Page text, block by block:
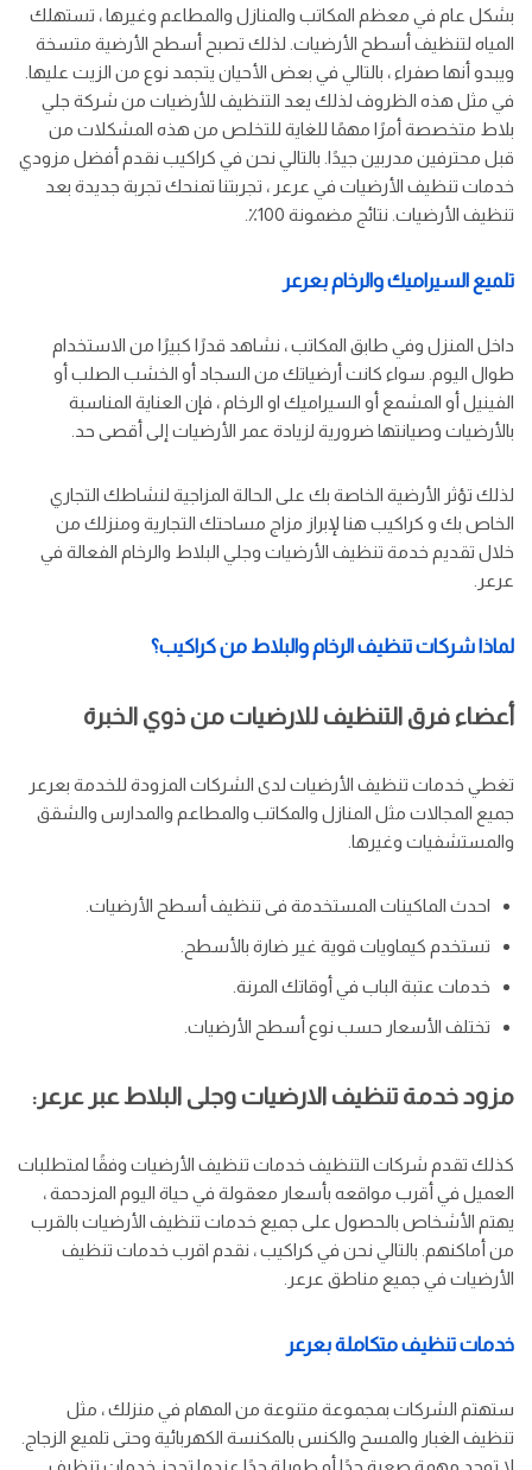
بشكل عام في معظم المكاتب والمنازل والمطاعم وغيرها ، تستهلك
المياه لتنظيف أسطح الأرضيات. لذلك تصبح أسطح الأرضية متسخة
ويبدو أنها صفراء ، بالتالي في بعض الأحيان يتجمد نوع من الزيت عليها.
في مثل هذه الظروف لذلك يعد التنظيف للأرضيات من شركة جلي
بلاط متخصصة أمرًا مهمًا للغاية للتخلص من هذه المشكلات من
قبل محترفين مدربين جيدًا. بالتالي نحن في كراكيب نقدم أفضل مزودي
خدمات تنظيف الأرضيات في عرعر ، تجربتنا تمنحك تجربة جديدة بعد
تنظيف الأرضيات. نتائج مضمونة 100٪.
تلميع السيراميك والرخام بعرعر
داخل المنزل وفي طابق المكاتب ، نشاهد قدرًا كبيرًا من الاستخدام
طوال اليوم. سواء كانت أرضياتك من السجاد أو الخشب الصلب أو
الفينيل أو المشمع أو السيراميك او الرخام ، فإن العناية المناسبة
بالأرضيات وصيانتها ضرورية لزيادة عمر الأرضيات إلى أقصى حد.
لذلك تؤثر الأرضية الخاصة بك على الحالة المزاجية لنشاطك التجاري
الخاص بك و كراكيب هنا لإبراز مزاج مساحتك التجارية ومنزلك من
خلال تقديم خدمة تنظيف الأرضيات وجلي البلاط والرخام الفعالة في
عرعر.
لماذا شركات تنظيف الرخام والبلاط من كراكيب؟
أعضاء فرق التنظيف للارضيات من ذوي الخبرة
تغطي خدمات تنظيف الأرضيات لدى الشركات المزودة للخدمة بعرعر
جميع المجالات مثل المنازل والمكاتب والمطاعم والمدارس والشقق
والمستشفيات وغيرها.
احدث الماكينات المستخدمة فى تنظيف أسطح الأرضيات.
تستخدم كيماويات قوية غير ضارة بالأسطح.
خدمات عتبة الباب في أوقاتك المرنة.
تختلف الأسعار حسب نوع أسطح الأرضيات.
مزود خدمة تنظيف الارضيات وجلى البلاط عبر عرعر:
كذلك تقدم شركات التنظيف خدمات تنظيف الأرضيات وفقًا لمتطلبات
العميل في أقرب مواقعه بأسعار معقولة في حياة اليوم المزدحمة ،
يهتم الأشخاص بالحصول على جميع خدمات تنظيف الأرضيات بالقرب
من أماكنهم. بالتالي نحن في كراكيب ، نقدم اقرب خدمات تنظيف
الأرضيات في جميع مناطق عرعر.
خدمات تنظيف متكاملة بعرعر
ستهتم الشركات بمجموعة متنوعة من المهام في منزلك ، مثل
تنظيف الغبار والمسح والكنس بالمكنسة الكهربائية وحتى تلميع الزجاج.
لا توجد مهمة صعبة جدًا أو طويلة جدًا عندما تحجز خدمات تنظيف